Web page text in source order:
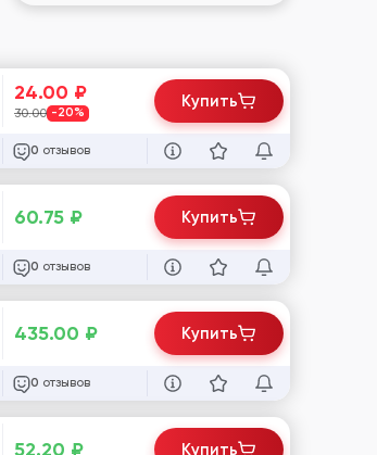
24.00 ₽
30.00 -20%
0 отзывов
Купить
60.75 ₽
0 отзывов
Купить
435.00 ₽
0 отзывов
Купить
52.20 ₽ Купить